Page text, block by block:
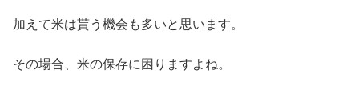
加えて米は貰う機会も多いと思います。
その場合、米の保存に困りますよね。